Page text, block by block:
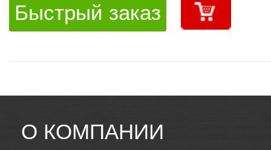
Быстрый заказ
О КОМПАНИИ